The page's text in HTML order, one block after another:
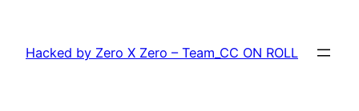
content
Hacked by Zero X Zero – Team_CC ON ROLL